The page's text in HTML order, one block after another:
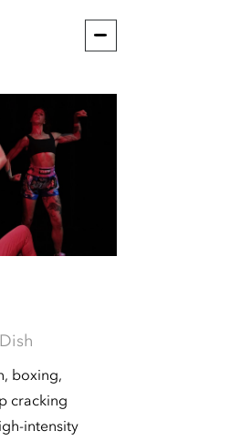
boxing,
cracking
intensity